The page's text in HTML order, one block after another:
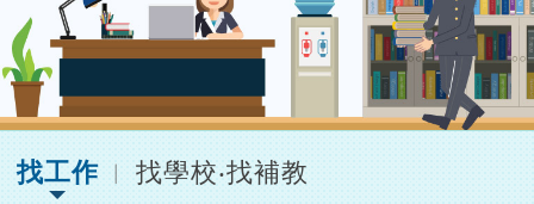
找工作 ︱ 找學校‧找補教